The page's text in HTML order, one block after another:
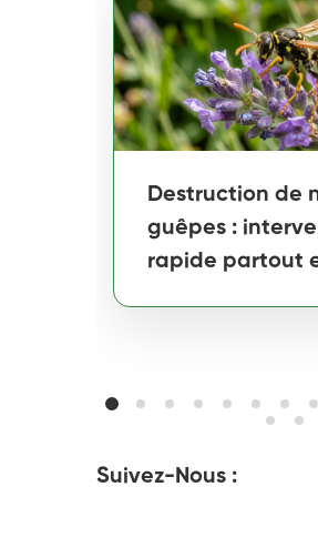
Destruction de
guêpes :
rapide partout
Suivez-Nous :